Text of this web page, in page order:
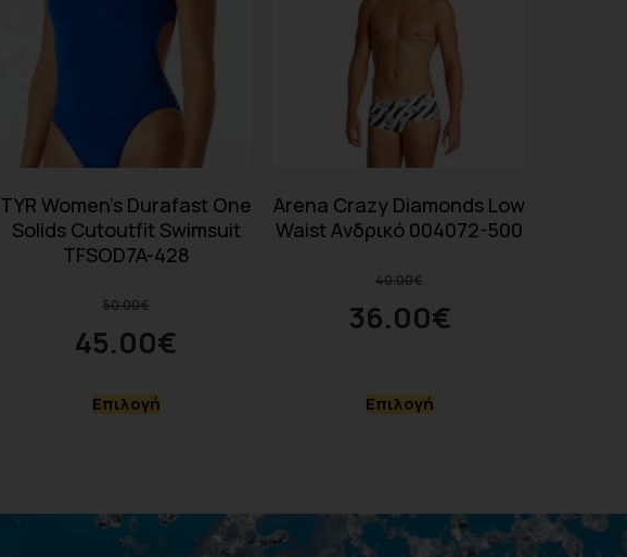
TYR Women’s Durafast One
Solids Cutoutfit Swimsuit
TFSOD7A-428
50.00€
45.00€
Επιλογή
Arena Crazy Diamonds Low
Waist Aνδρικό 004072-500
40.00€
36.00€
Επιλογή